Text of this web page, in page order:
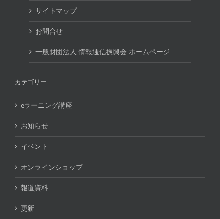
サイトマップ
お問合せ
一般財団法人 情報通信振興会 ホームページ
カテゴリー
eラーニング講座
お知らせ
イベント
オンラインショップ
報道資料
更新